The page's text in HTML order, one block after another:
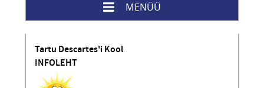
MENÜÜ
Tartu Descartes'i Kool
INFOLEHT